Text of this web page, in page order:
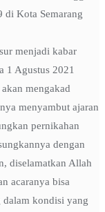
di Kota Semarang
menjadi kabar
1 Agustus 2021
mengakad
menyambut ajaran
pernikahan
dengan
diselamatkan Allah
acaranya bisa
dalam kondisi yang